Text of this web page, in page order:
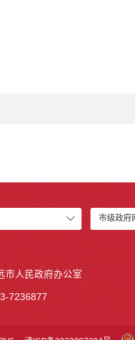
市级政府
市人民政府办公室
7236877